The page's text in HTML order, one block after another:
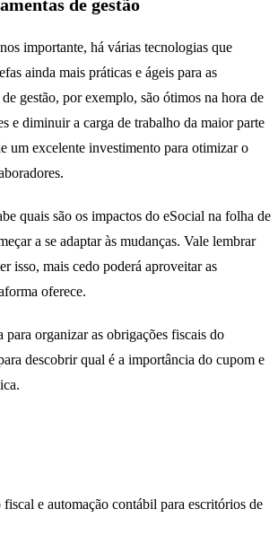
de gestão
importante, há várias tecnologias que
ainda mais práticas e ágeis para as
gestão, por exemplo, são ótimos na hora de
e diminuir a carga de trabalho da maior parte
um excelente investimento para otimizar o
quais são os impactos do eSocial na folha de
a se adaptar às mudanças. Vale lembrar
isso, mais cedo poderá aproveitar as
oferece.
para organizar as obrigações fiscais do
descobrir qual é a importância do cupom e
fiscal e automação contábil para escritórios de